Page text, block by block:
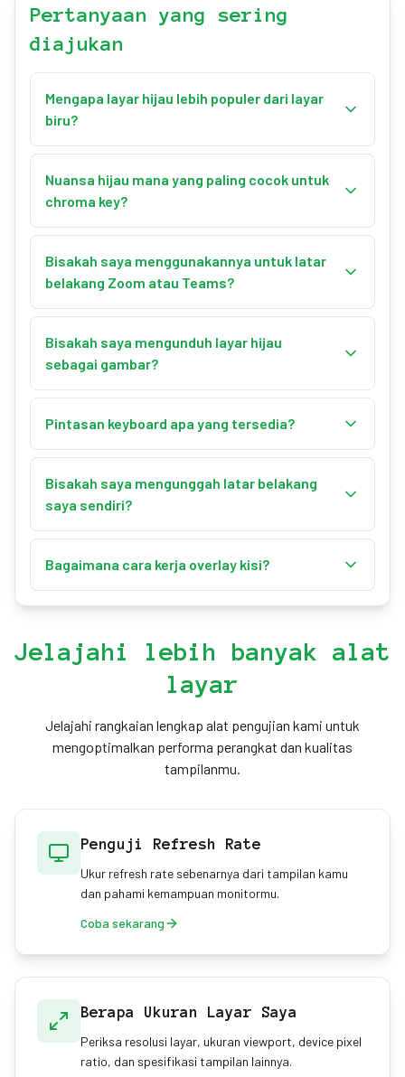
Pertanyaan yang sering
diajukan
Mengapa layar hijau lebih populer dari layar
biru?
Hijau membutuhkan lebih sedikit cahaya dan lebih
jarang muncul di warna kulit dan pakaian. Kamera
digital juga lebih sensitif terhadap hijau,
Nuansa hijau mana yang paling cocok untuk
chroma key?
Chroma Hijau (#00B140) adalah standar profesional.
Kuncinya adalah pencahayaan merata dan
menghindari hijau pada pakaian atau aksesori
Bisakah saya menggunakannya untuk latar
belakang Zoom atau Teams?
Ya! Tampilkan layar hijau dalam mode layar penuh di
monitor sekunder, lalu gunakan fitur chroma key
perangkat lunak video Anda.
Bisakah saya mengunduh layar hijau
sebagai gambar?
Ya! Pilih resolusi yang diinginkan atau masukkan
dimensi kustom, lalu klik "Unduh". Layar akan
Pintasan keyboard apa yang tersedia?
"F" layar penuh, panah untuk mengubah warna, "R"
reset, "D" unduh, "G" kisi. "Esc" untuk keluar dari layar
penuh.
Bisakah saya mengunggah latar belakang
saya sendiri?
Ya! Gunakan "Unggah latar belakang Anda sendiri"
untuk mengatur gambar apa pun sebagai latar
Bagaimana cara kerja overlay kisi?
overlay 40×40 piksel yang sempurna untuk
penyelarasan dan pengukuran.
Jelajahi lebih banyak alat
layar
Jelajahi rangkaian lengkap alat pengujian kami untuk
mengoptimalkan performa perangkat dan kualitas
tampilanmu.
Penguji Refresh Rate
Ukur refresh rate sebenarnya dari tampilan kamu
dan pahami kemampuan monitormu.
Coba sekarang
Berapa Ukuran Layar Saya
Periksa resolusi layar, ukuran viewport, device pixel
ratio, dan spesifikasi tampilan lainnya.